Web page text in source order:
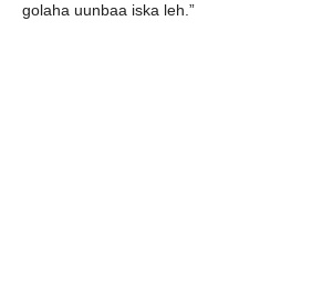
golaha uunbaa iska leh.”